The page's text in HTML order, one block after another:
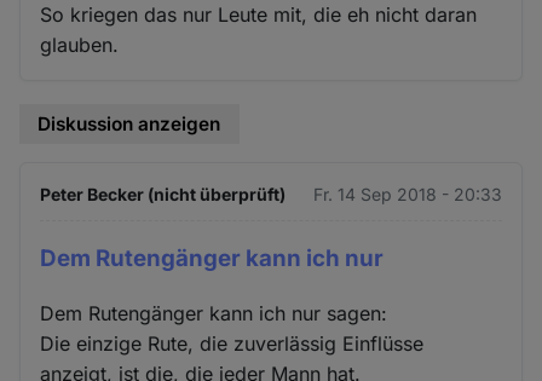
So kriegen das nur Leute mit, die eh nicht daran
glauben.
Diskussion anzeigen
Peter Becker (nicht überprüft) Fr. 14 Sep 2018 - 20:33
Dem Rutengänger kann ich nur
Dem Rutengänger kann ich nur sagen:
Die einzige Rute, die zuverlässig Einflüsse
anzeigt, ist die, die jeder Mann hat.